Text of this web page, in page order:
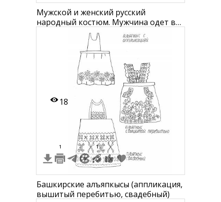
Мужской и женский русский
народный костюм. Мужчина одет в
рубаху с орнаментом на рукавах и
воротнике, штаны с вертикальными
полосками, сапоги и играет на
балалайке. Женщина носит кокошник
на голове, расшитую рубаху с
длинными рукавами и орнаментом,
18
1 1
Башкирские алъяпкысы (аппликация,
вышитый перебитью, свадебный)